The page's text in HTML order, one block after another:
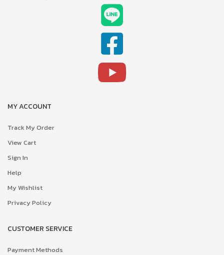
MY ACCOUNT
Track My Order
View Cart
Sign In
Help
My Wishlist
Privacy Policy
CUSTOMER SERVICE
Payment Methods